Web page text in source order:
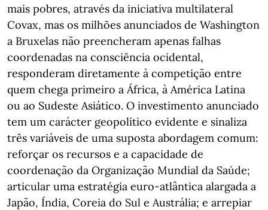
mais pobres, através da iniciativa multilateral
Covax, mas os milhões anunciados de Washington
a Bruxelas não preencheram apenas falhas
coordenadas na consciência ocidental,
responderam diretamente à competição entre
quem chega primeiro a África, à América Latina
ou ao Sudeste Asiático. O investimento anunciado
tem um carácter geopolítico evidente e sinaliza
três variáveis de uma suposta abordagem comum:
reforçar os recursos e a capacidade de
coordenação da Organização Mundial da Saúde;
articular uma estratégia euro-atlântica alargada a
Japão, Índia, Coreia do Sul e Austrália; e arrepiar